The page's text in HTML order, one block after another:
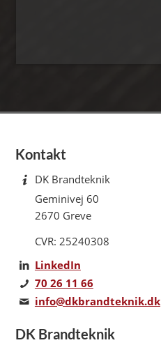
Kontakt
DK Brandteknik
Geminivej 60
2670 Greve
CVR: 25240308
LinkedIn
70 26 11 66
info@dkbrandteknik.dk
DK Brandteknik